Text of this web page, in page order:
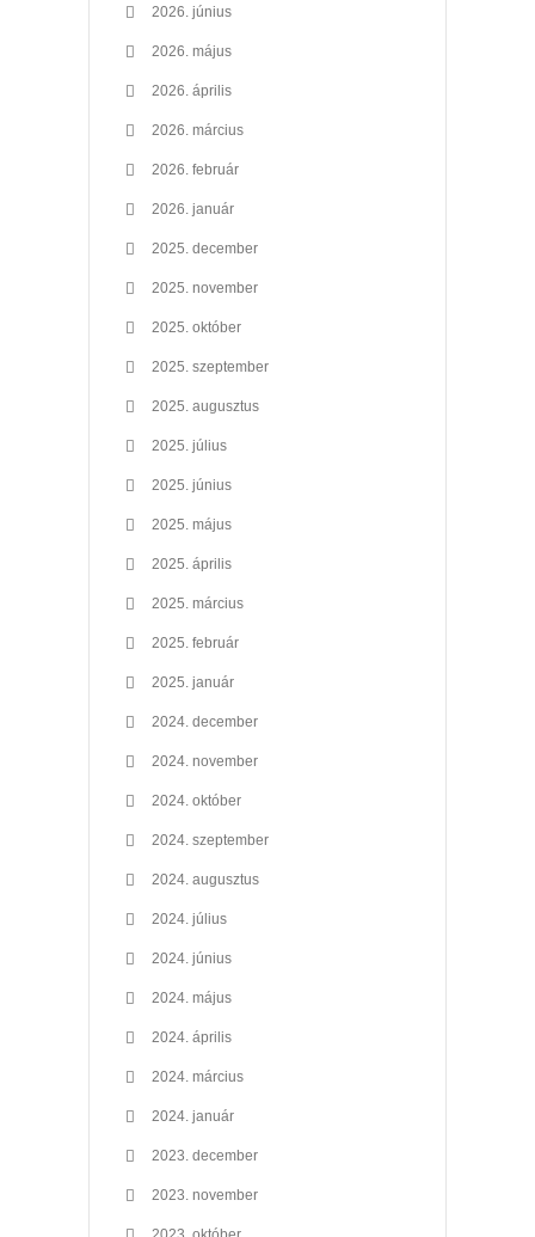
2026. június
2026. május
2026. április
2026. március
2026. február
2026. január
2025. december
2025. november
2025. október
2025. szeptember
2025. augusztus
2025. július
2025. június
2025. május
2025. április
2025. március
2025. február
2025. január
2024. december
2024. november
2024. október
2024. szeptember
2024. augusztus
2024. július
2024. június
2024. május
2024. április
2024. március
2024. január
2023. december
2023. november